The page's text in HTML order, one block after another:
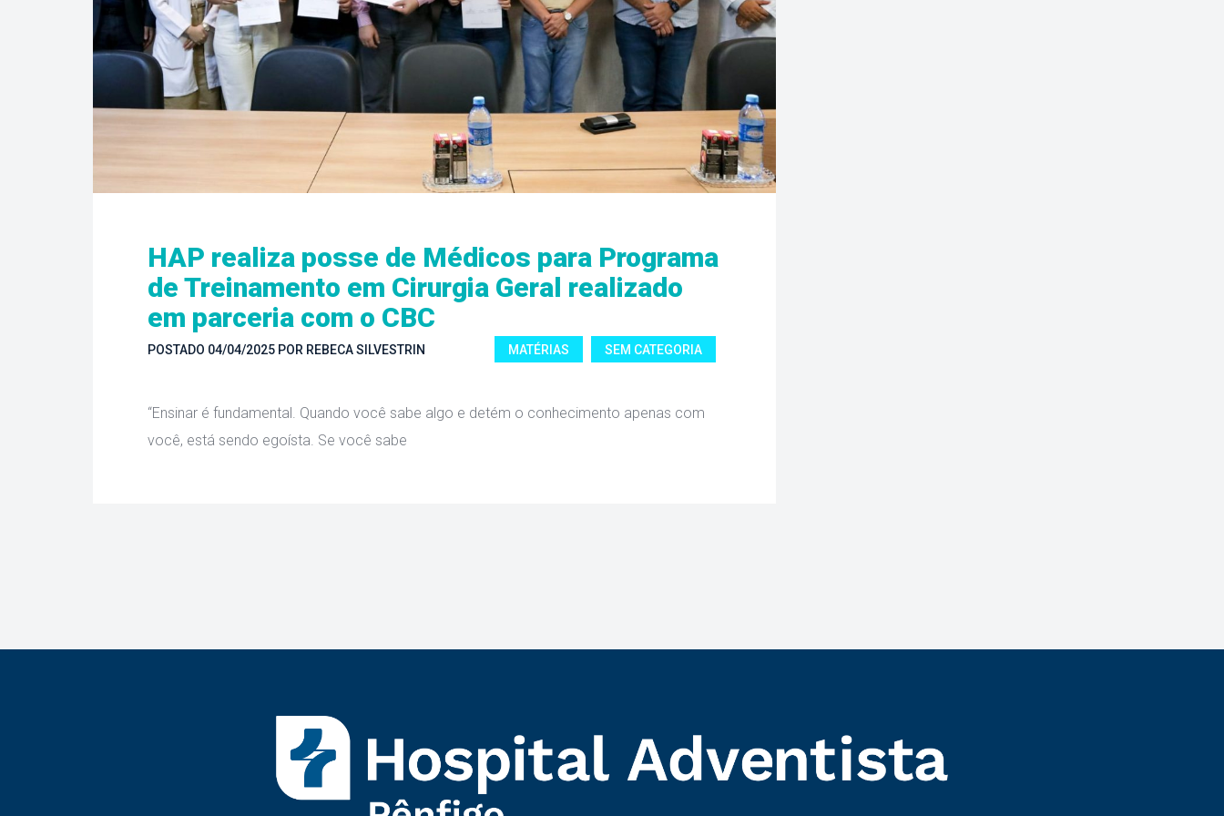
HAP realiza posse de Médicos para Programa
de Treinamento em Cirurgia Geral realizado
em parceria com o CBC
POSTADO 04/04/2025 POR REBECA SILVESTRIN MATÉRIAS SEM CATEGORIA
“Ensinar é fundamental. Quando você sabe algo e detém o conhecimento apenas com
você, está sendo egoísta. Se você sabe